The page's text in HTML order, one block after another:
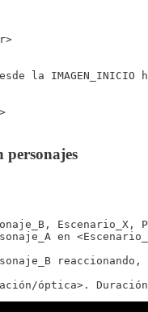
la
personajes
en
óptica>.